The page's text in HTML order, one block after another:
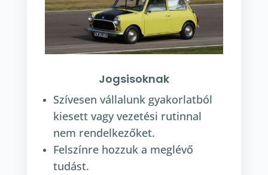
Jogsisoknak
Szívesen vállalunk gyakorlatból
kiesett vagy vezetési rutinnal
nem rendelkezőket.
Felszínre hozzuk a meglévő
tudást.